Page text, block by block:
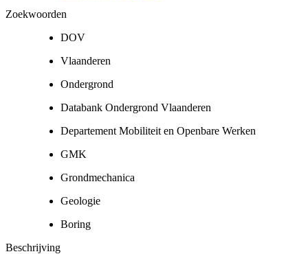
Zoekwoorden
DOV
Vlaanderen
Ondergrond
Databank Ondergrond Vlaanderen
Departement Mobiliteit en Openbare Werken
GMK
Grondmechanica
Geologie
Boring
Beschrijving